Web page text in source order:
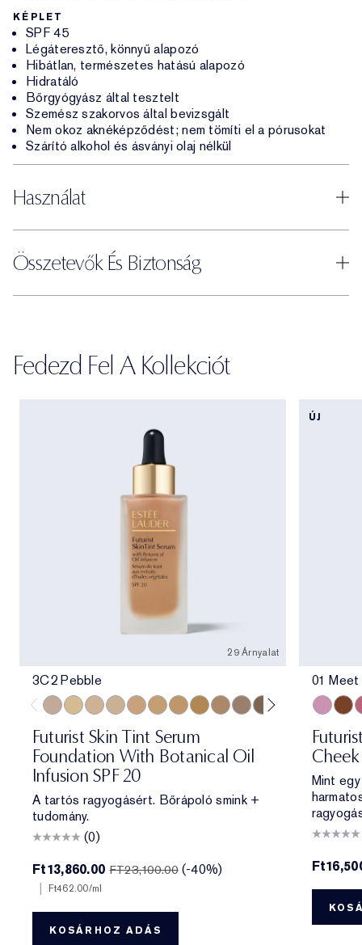
KÉPLET
SPF 45
Légáteresztő, könnyű alapozó
Hibátlan, természetes hatású alapozó
Hidratáló
Bőrgyógyász által tesztelt
Szemész szakorvos által bevizsgált
Nem okoz aknéképződést; nem tömíti el a pórusokat
Szárító alkohol és ásványi olaj nélkül
Használat
Összetevők És Biztonság
Fedezd Fel A Kollekciót
29 Árnyalat
3C2 Pebble
Futurist Skin Tint Serum
Foundation With Botanical Oil
Infusion SPF 20
A tartós ragyogásért. Bőrápoló smink +
tudomány.
(0)
Ft13,860.00FT23,100.00 (-40%)
|
Ft462.00/ml
KOSÁRHOZ ADÁS
ÚJ
01
Mint